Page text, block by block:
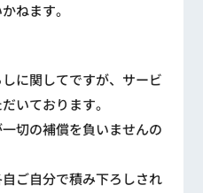
ねます。
に関してですが、サービ
いております。
切の補償を負いませんの
ご自分で積み下ろしされ